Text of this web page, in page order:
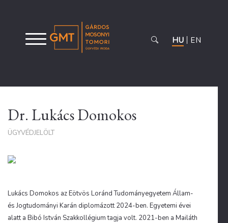
HU EN
Dr. Lukács Domokos
ÜGYVÉDJELÖLT
Lukács Domokos az Eötvös Loránd Tudományegyetem Állam-
és Jogtudományi Karán diplomázott 2024-ben. Egyetemi évei
alatt a Bibó István Szakkollégium tagja volt. 2021-ben a Mailáth